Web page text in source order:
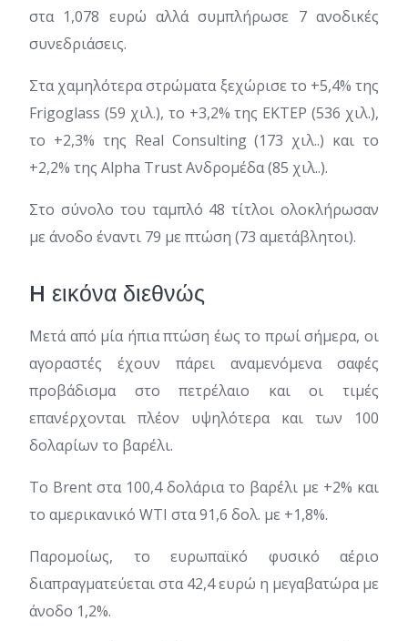
στα 1,078 ευρώ αλλά συμπλήρωσε 7 ανοδικές
συνεδριάσεις.
Στα χαμηλότερα στρώματα ξεχώρισε το +5,4% της
Frigoglass (59 χιλ.), το +3,2% της ΕΚΤΕΡ (536 χιλ.),
το +2,3% της Real Consulting (173 χιλ..) και το
+2,2% της Alpha Trust Ανδρομέδα (85 χιλ..).
Στο σύνολο του ταμπλό 48 τίτλοι ολοκλήρωσαν
με άνοδο έναντι 79 με πτώση (73 αμετάβλητοι).
H εικόνα διεθνώς
Μετά από μία ήπια πτώση έως το πρωί σήμερα, οι
αγοραστές έχουν πάρει αναμενόμενα σαφές
προβάδισμα στο πετρέλαιο και οι τιμές
επανέρχονται πλέον υψηλότερα και των 100
δολαρίων το βαρέλι.
Το Brent στα 100,4 δολάρια το βαρέλι με +2% και
το αμερικανικό WTI στα 91,6 δολ. με +1,8%.
Παρομοίως, το ευρωπαϊκό φυσικό αέριο
διαπραγματεύεται στα 42,4 ευρώ η μεγαβατώρα με
άνοδο 1,2%.